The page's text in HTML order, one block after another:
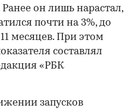
он лишь нарастал,
почти на 3%, до
месяцев. При этом
составлял
«РБК
запусков